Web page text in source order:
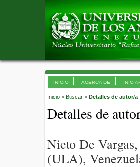
INICIO ACERCA DE
Inicio > Buscar > Detalles de autor/a
Detalles de
Nieto De
(ULA),